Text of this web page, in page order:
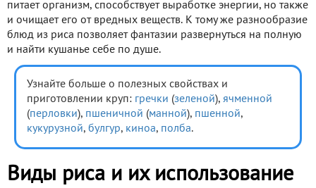
питает организм, способствует выработке энергии, но также
и очищает его от вредных веществ. К тому же разнообразие
блюд из риса позволяет фантазии развернуться на полную
и найти кушанье себе по душе.
Узнайте больше о полезных свойствах и
приготовлении круп: гречки (зеленой), ячменной
(перловки), пшеничной (манной), пшенной,
кукурузной, булгур, киноа, полба.
Виды риса и их использование